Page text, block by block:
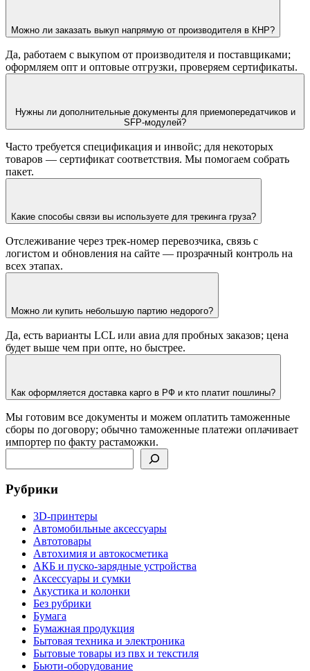
Можно ли заказать выкуп напрямую от производителя в КНР?
Да, работаем с выкупом от производителя и поставщиками;
оформляем опт и оптовые отгрузки, проверяем сертификаты.
Нужны ли дополнительные документы для приемопередатчиков и
SFP-модулей?
Часто требуется спецификация и инвойс; для некоторых
товаров — сертификат соответствия. Мы помогаем собрать
пакет.
Какие способы связи вы используете для трекинга груза?
Отслеживание через трек-номер перевозчика, связь с
логистом и обновления на сайте — прозрачный контроль на
всех этапах.
Можно ли купить небольшую партию недорого?
Да, есть варианты LCL или авиа для пробных заказов; цена
будет выше чем при опте, но быстрее.
Как оформляется доставка карго в РФ и кто платит пошлины?
Мы готовим все документы и можем оплатить таможенные
сборы по договору; обычно таможенные платежи оплачивает
импортер по факту растаможки.
Рубрики
3D-принтеры
Автомобильные аксессуары
Автотовары
Автохимия и автокосметика
АКБ и пуско-зарядные устройства
Аксессуары и сумки
Акустика и колонки
Без рубрики
Бумага
Бумажная продукция
Бытовая техника и электроника
Бытовые товары из пвх и текстиля
Бьюти-оборудование